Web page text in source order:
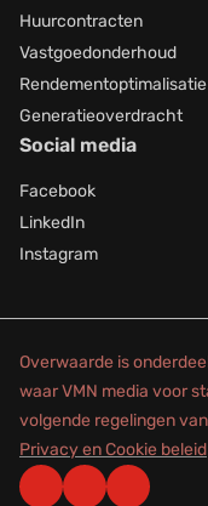
Huurcontracten
Vastgoedonderhoud
Rendementoptimalisatie
Generatieoverdracht
Social media
Facebook
LinkedIn
Instagram
Overwaarde is
waar VMN media voor
volgende regelingen
Privacy en Cookie beleid